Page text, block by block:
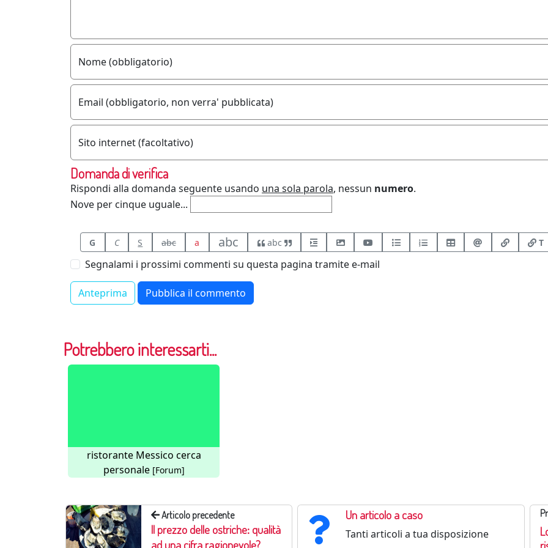
Nome (obbligatorio)
Email (obbligatorio, non verra' pubblicata)
Sito internet (facoltativo)
Domanda di verifica
Rispondi alla domanda seguente usando una sola parola, nessun numero.
Nove per cinque uguale...
G C S abc a abc abc T
Segnalami i prossimi commenti su questa pagina tramite e-mail
Potrebbero interessarti...
ristorante Messico cerca
personale [Forum]
Articolo precedente
Il prezzo delle ostriche: qualità
ad una cifra ragionevole?
Un articolo a caso
Tanti articoli a tua disposizione